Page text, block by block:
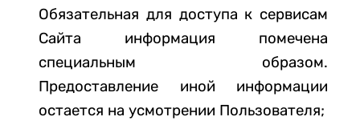
Обязательная для доступа к сервисам
Сайта информация помечена
специальным образом.
Предоставление иной информации
остается на усмотрении Пользователя;